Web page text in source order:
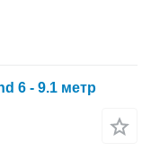
6 - 9.1 метр